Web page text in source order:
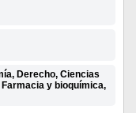
Derecho, Ciencias
y bioquímica,